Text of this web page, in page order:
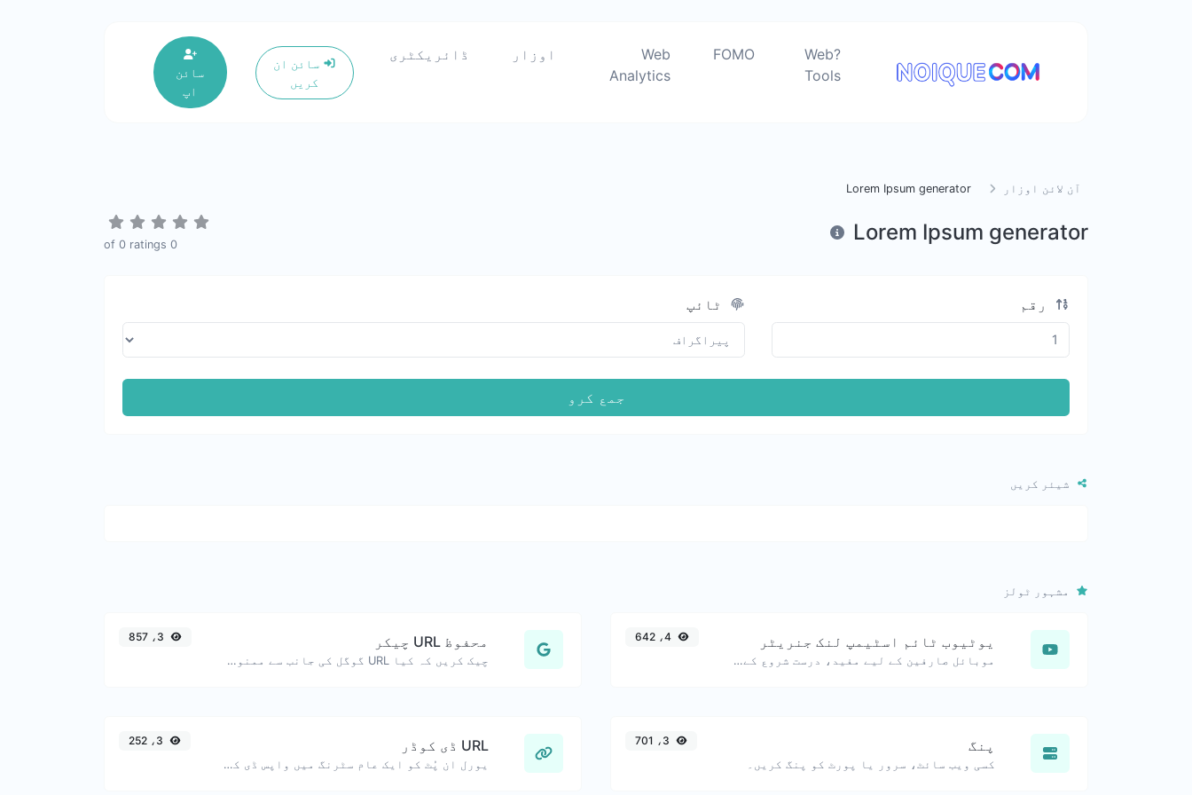
?Web
Tools
FOMO
Web
Analytics
اوزار ڈائریکٹری
سائن ان
کریں
سائن
اپ
آن لائن اوزار Lorem Ipsum generator
Lorem Ipsum generator
0
0 ratings
رقم ٹائپ
جمع کرو
شیئر کریں
مشہور ٹولز
یوٹیوب ٹائم اسٹیمپ لنک جنریٹر
موبائل صارفین کے لیے مفید، درست شروع کے وقت کے ساتھ بنائے گئے یوٹیوب لنکس۔
4، 642 محفوظ URL چیکر
چیک کریں کہ کیا URL گوگل کی جانب سے ممنوعہ اور محفوظ/غیر محفوظ کے طور پر نشان زد ہے؟
پنگ
کسی ویب سائٹ، سرور یا پورٹ کو پنگ کریں۔
URL ڈی کوڈر
یورل ان پُٹ کو ایک عام سٹرنگ میں واپس ڈی کوڈ کریں۔